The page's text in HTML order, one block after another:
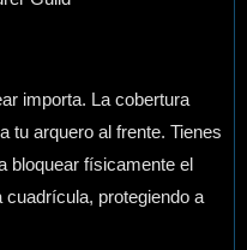
importa. La cobertura
tu arquero al frente. Tienes
bloquear físicamente el
protegiendo a